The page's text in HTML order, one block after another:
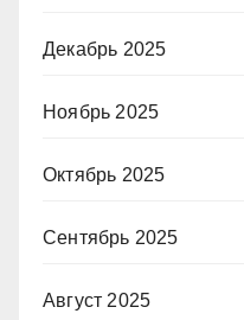
Декабрь 2025
Ноябрь 2025
Октябрь 2025
Сентябрь 2025
Август 2025